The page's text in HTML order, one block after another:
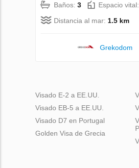
Baños: 3 Espacio vital:
Distancia al mar: 1.5 km
Grekodom
Visado E-2 a EE.UU.
Visado EB-5 a EE.UU.
Visado D7 en Portugal
Golden Visa de Grecia